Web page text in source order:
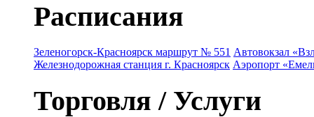
Расписания
Зеленогорск-Красноярск маршрут № 551 Автовокзал
Железнодорожная станция г. Красноярск Аэропорт
Торговля / Услуги